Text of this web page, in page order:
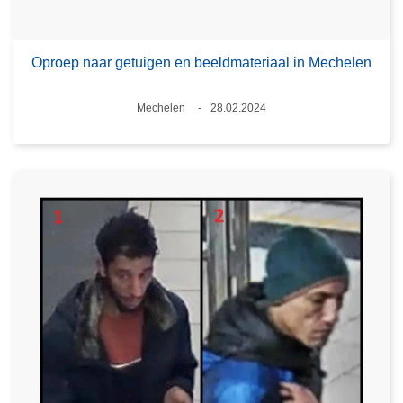
Oproep naar getuigen en beeldmateriaal in Mechelen
Plaats
Mechelen
28.02.2024